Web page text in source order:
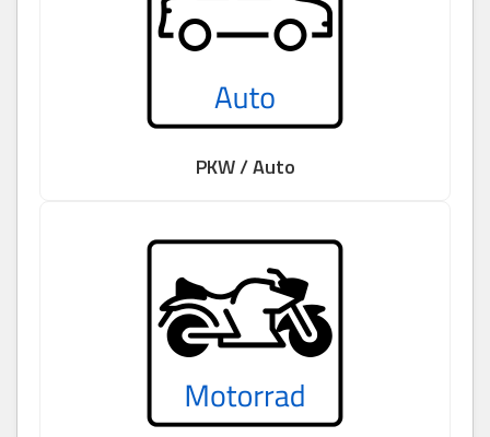
PKW / Auto